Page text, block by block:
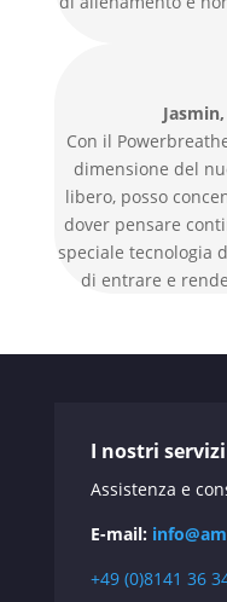
Con il
dimensione del
libero, posso
dover pensare
speciale tecnologia
di entrare e
I nostri servizi
Assistenza e
E-mail:
+49 (0)8141 36